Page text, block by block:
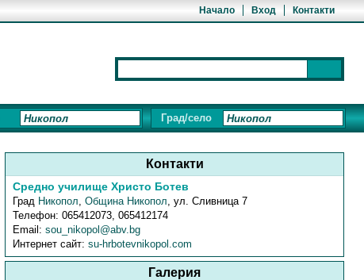
Начало Вход Контакти
Град/село
Контакти
Средно училище Христо Ботев
Град Никопол, Община Никопол, ул. Сливница 7
Телефон: 065412073, 065412174
Email: sou_nikopol@abv.bg
Интернет сайт: su-hrbotevnikopol.com
Галерия